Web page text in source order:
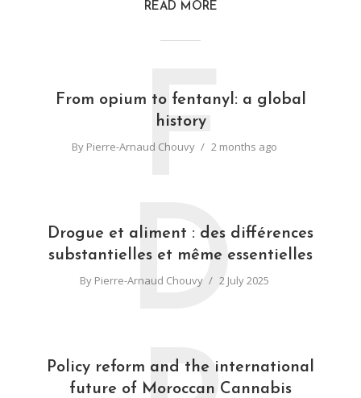
READ MORE
From opium to fentanyl: a global
history
By Pierre-Arnaud Chouvy 2 months ago
F
Drogue et aliment : des différences
substantielles et même essentielles
By Pierre-Arnaud Chouvy 2 July 2025
D
Policy reform and the international
future of Moroccan Cannabis